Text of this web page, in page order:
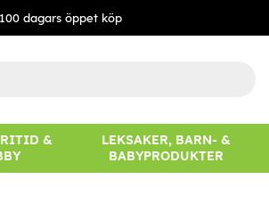
dagars öppet köp
&
LEKSAKER, BARN- &
BABYPRODUKTER